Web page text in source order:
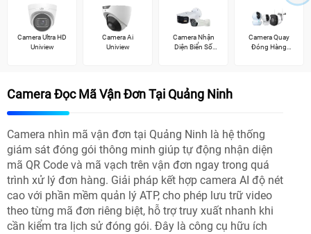
Camera Ultra HD
Uniview
Camera Ai
Uniview
Camera Nhận
Diện Biển Số
Camera Quay
Đóng Hàng
Camera Đọc Mã Vận Đơn Tại Quảng Ninh
Camera nhìn mã vận đơn tại Quảng Ninh là hệ thống
giám sát đóng gói thông minh giúp tự động nhận diện
mã QR Code và mã vạch trên vận đơn ngay trong quá
trình xử lý đơn hàng. Giải pháp kết hợp camera AI độ nét
cao với phần mềm quản lý ATP, cho phép lưu trữ video
theo từng mã đơn riêng biệt, hỗ trợ truy xuất nhanh khi
cần kiểm tra lịch sử đóng gói. Đây là công cụ hữu ích